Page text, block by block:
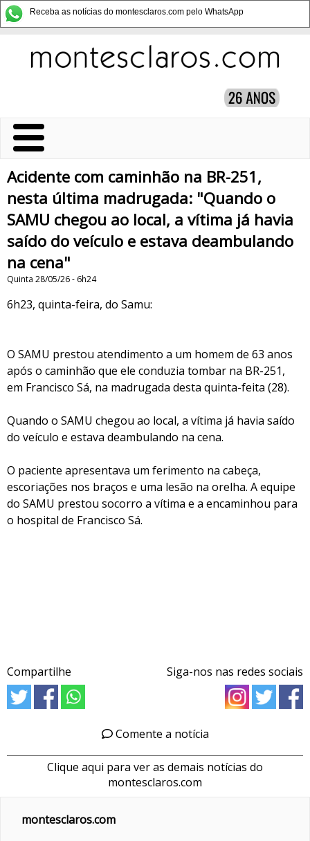
Receba as notícias do montesclaros.com pelo WhatsApp
Acidente com caminhão na BR-251,
nesta última madrugada: "Quando o
SAMU chegou ao local, a vítima já havia
saído do veículo e estava deambulando
na cena"
Quinta 28/05/26 - 6h24
6h23, quinta-feira, do Samu:
O SAMU prestou atendimento a um homem de 63 anos
após o caminhão que ele conduzia tombar na BR-251,
em Francisco Sá, na madrugada desta quinta-feita (28).
Quando o SAMU chegou ao local, a vítima já havia saído
do veículo e estava deambulando na cena.
O paciente apresentava um ferimento na cabeça,
escoriações nos braços e uma lesão na orelha. A equipe
do SAMU prestou socorro a vítima e a encaminhou para
o hospital de Francisco Sá.
Compartilhe Siga-nos nas redes sociais
Comente a notícia
Clique aqui para ver as demais notícias do
montesclaros.com
montesclaros.com